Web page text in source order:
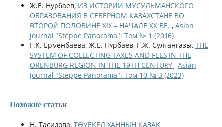
Ж.Е. Нурбаев, ИЗ ИСТОРИИ МУСУЛЬМАНСКОГО
ОБРАЗОВАНИЯ В СЕВЕРНОМ КАЗАХСТАНЕ ВО
ВТОРОЙ ПОЛОВИНЕ XIX – НАЧАЛЕ XX ВВ. , Asian
Journal "Steppe Panorama": Том № 1 (2016)
Г.К. Ерменбаева, Ж.Е. Нурбаев, Г.Ж. Султангазы, THE
SYSTEM OF COLLECTING TAXES AND FEES IN THE
ORENBURG REGION IN THE 19TH CENTURY , Asian
Journal "Steppe Panorama": Том 10 № 3 (2023)
Похожие статьи
Н. Тасилова, ТƏУЕКЕЛ ХАННЫҢ ҚАЗАҚ